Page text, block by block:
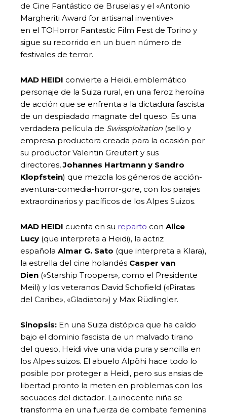
de Cine Fantástico de Bruselas y el «Antonio
Margheriti Award for artisanal inventive»
en el TOHorror Fantastic Film Fest de Torino y
sigue su recorrido en un buen número de
festivales de terror.
MAD HEIDI convierte a Heidi, emblemático
personaje de la Suiza rural, en una feroz heroína
de acción que se enfrenta a la dictadura fascista
de un despiadado magnate del queso. Es una
verdadera película de Swissploitation (sello y
empresa productora creada para la ocasión por
su productor Valentin Greutert y sus
directores,Johannes Hartmann y Sandro
Klopfstein) que mezcla los géneros de acción-
aventura-comedia-horror-gore, con los parajes
extraordinarios y pacíficos de los Alpes Suizos.
MAD HEIDI cuenta en su reparto con Alice
Lucy (que interpreta a Heidi), la actriz
española Almar G. Sato (que interpreta a Klara),
la estrella del cine holandés Casper van
Dien («Starship Troopers», como el Presidente
Meili) y los veteranos David Schofield («Piratas
del Caribe», «Gladiator») y Max Rüdlingler.
Sinopsis: En una Suiza distópica que ha caído
bajo el dominio fascista de un malvado tirano
del queso, Heidi vive una vida pura y sencilla en
los Alpes suizos. El abuelo Alpöhi hace todo lo
posible por proteger a Heidi, pero sus ansias de
libertad pronto la meten en problemas con los
secuaces del dictador. La inocente niña se
transforma en una fuerza de combate femenina